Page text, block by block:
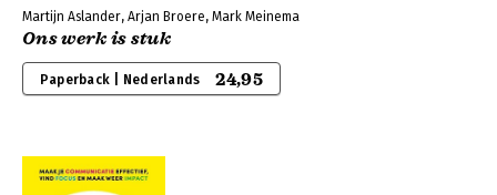
Martijn Aslander, Arjan Broere, Mark Meinema
Ons werk is stuk
Paperback | Nederlands 24,95